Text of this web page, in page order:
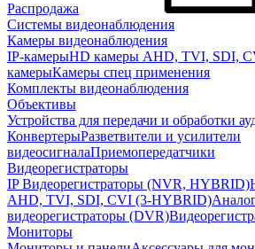
Распродажа
Системы видеонаблюдения
Камеры видеонаблюдения
IP-камерыHD камеры AHD, TVI, SDI,
камерыКамеры спец применения
Комплекты видеонаблюдения
Объективы
Устройства для передачи и обработки
КонвертерыРазветвители и усилители
видеосигналаПриемопередатчики
Видеорегистраторы
IP Видеорегистраторы (NVR, HYBRID)
AHD, TVI, SDI, CVI (3-HYBRID)
видеорегистраторы (DVR)
Мониторы